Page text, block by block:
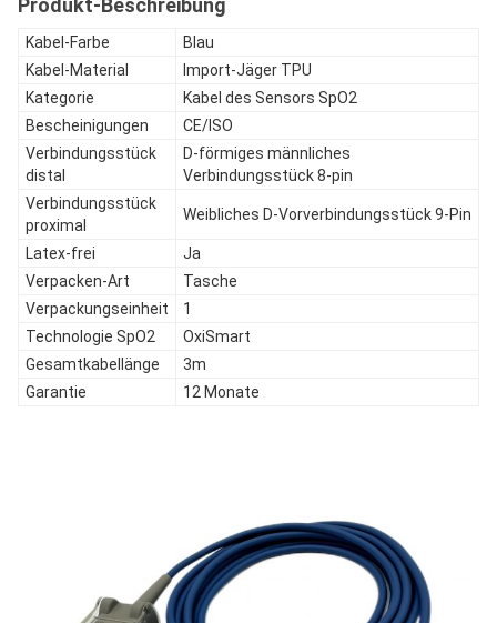
Produkt-Beschreibung
Kabel-Farbe
Blau
Kabel-Material
Import-Jäger TPU
Kategorie
Kabel des Sensors SpO2
Bescheinigungen
CE/ISO
Verbindungsstück
distal
D-förmiges männliches
Verbindungsstück 8-pin
Verbindungsstück
proximal
Weibliches D-Vorverbindungsstück 9-Pin
Latex-frei
Ja
Verpacken-Art
Tasche
Verpackungseinheit
1
Technologie SpO2
OxiSmart
Gesamtkabellänge
3m
Garantie
12 Monate